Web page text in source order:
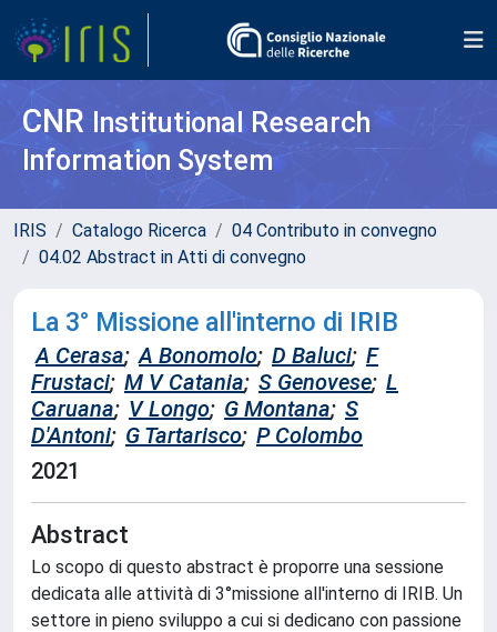
CNR Institutional Research
Information System
IRIS Catalogo Ricerca
04 Contributo in convegno
04.02 Abstract in Atti di convegno
La 3° Missione all'interno di IRIB
A Cerasa; A Bonomolo; D Baluci; F
Frustaci; M V Catania; S Genovese; L
Caruana; V Longo; G Montana; S
D'Antoni; G Tartarisco; P Colombo
2021
Abstract
Lo scopo di questo abstract è proporre una sessione
dedicata alle attività di 3°missione all'interno di IRIB. Un
settore in pieno sviluppo a cui si dedicano con passione